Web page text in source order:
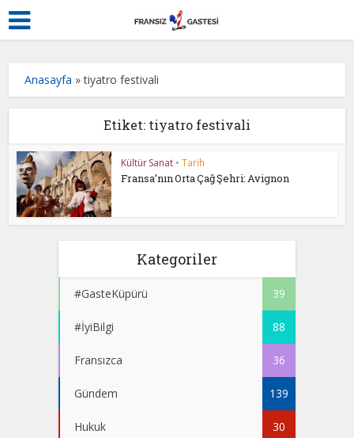
Anasayfa »tiyatro festivali
Etiket: tiyatro festivali
Kültür Sanat • Tarih
Fransa’nın Orta Çağ Şehri: Avignon
Kategoriler
#GasteKüpürü 39
#İyiBilgi 88
Fransızca 36
Gündem 139
Hukuk 30